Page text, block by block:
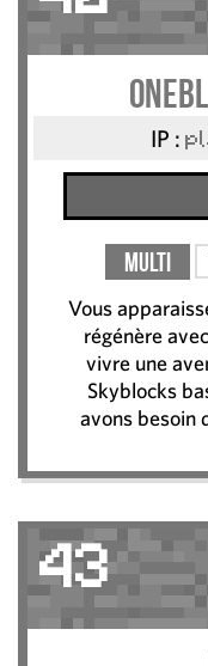
IP :
Multi
Vous
régénère
vivre une
Skyblocks
avons besoin
43